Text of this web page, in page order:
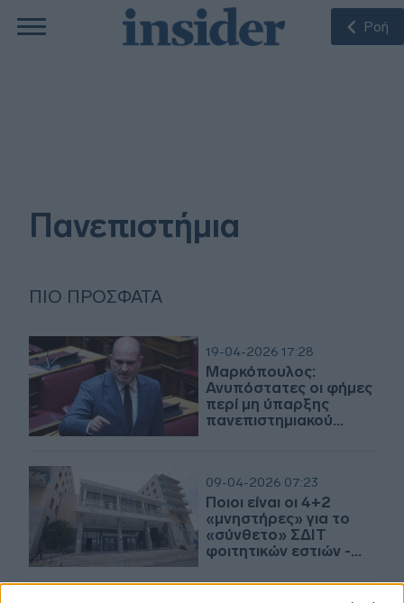
Ροή
Πανεπιστήμια
ΠΙΟ ΠΡΌΣΦΑΤΑ
19-04-2026 17:28
Μαρκόπουλος:
Ανυπόστατες οι φήμες
περί μη ύπαρξης
πανεπιστημιακού
09-04-2026 07:23
Ποιοι είναι οι 4+2
«μνηστήρες» για το
«σύνθετο» ΣΔΙΤ
φοιτητικών εστιών -
Αττικής